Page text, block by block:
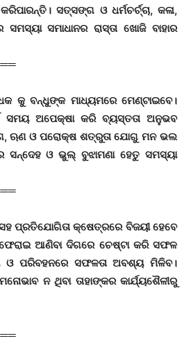
ସତ୍‌ସଙ୍ଗ ଓ ଧର୍ମଚର୍ଚ୍ଚା, କଳା,
ସମାଧାନର ରାସ୍ତା ଖୋଜି ବାହାର
କୁ ବନ୍ଧୁଙ୍କ ମାଧ୍ୟମରେ ମେଣ୍ଟାଇବେ।
ସମୟ ଅପେକ୍ଷା କରି ବ୍ୟସ୍ତତା ଅନୁଭବ
ଋଣ ଓ ପରୋକ୍ଷ ଶତ୍ରୁତା ଯୋଗୁ ମନ ଭଲ
ସନ୍ଦେହ ଓ ଭୁଲ୍‌ ବୁଝାମଣା ହେତୁ ସମସ୍ୟା
ପ୍ରତିଯୋଗିତା କ୍ଷେତ୍ରରେ ବିଜୟୀ ହେବେ
ଫେରାଇ ଆଣିବା ଦିଗରେ ଚେଷ୍ଟା କରି ସଫଳ
ଓ ପରିବହନରେ ସଫଳତା ଅବଶ୍ୟ ମିଳିବ।
ନ ଥିବା ତାହାଙ୍କର କାର୍ଯ୍ୟଶୈଳୀରୁ